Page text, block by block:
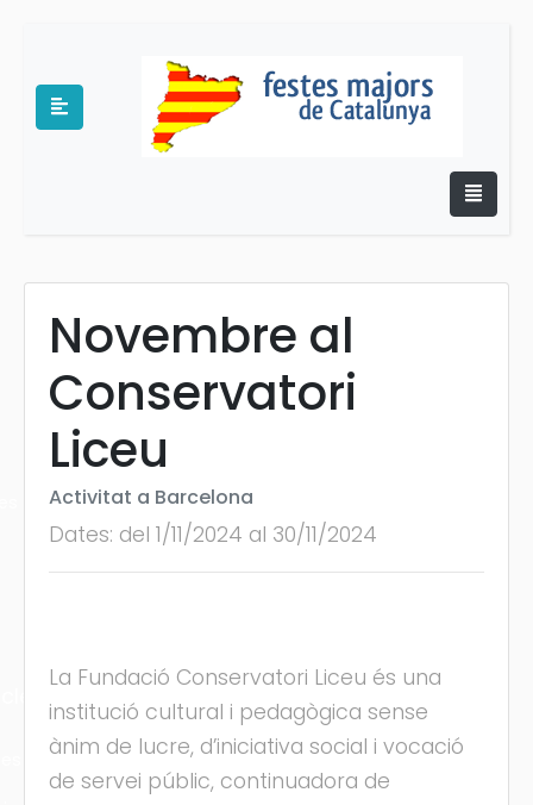
Novembre al
Conservatori
Liceu
Activitat a Barcelona
Dates: del 1/11/2024 al 30/11/2024
La Fundació Conservatori Liceu és una
institució cultural i pedagògica sense
ànim de lucre, d’iniciativa social i vocació
de servei públic, continuadora de